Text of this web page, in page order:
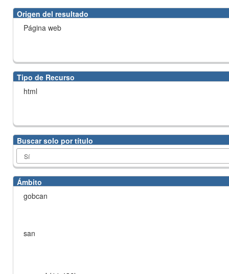
Origen del resultado
Página web
Tipo de Recurso
html
Buscar solo por título
Ámbito
gobcan
san